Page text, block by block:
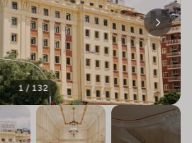
1 / 132